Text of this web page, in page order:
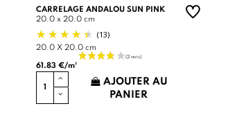
CARRELAGE ANDALOU SUN PINK
20.0 x 20.0 cm
(13)
20.0 X 20.0 cm
61.83 €/m²
AJOUTER AU
PANIER